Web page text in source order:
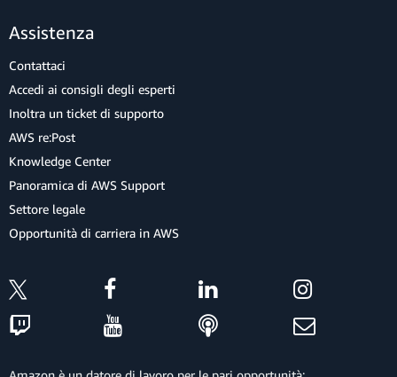
Assistenza
Contattaci
Accedi ai consigli degli esperti
Inoltra un ticket di supporto
AWS re:Post
Knowledge Center
Panoramica di AWS Support
Settore legale
Opportunità di carriera in AWS